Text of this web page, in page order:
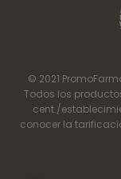
© 2021
Todos los
cent./
conocer la